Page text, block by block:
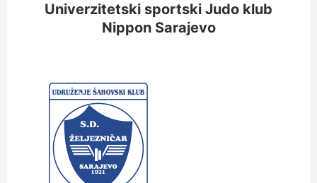
Univerzitetski sportski Judo klub
Nippon Sarajevo